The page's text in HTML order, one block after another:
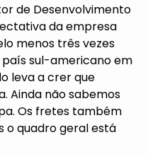
de Desenvolvimento
da empresa
menos três vezes
sul-americano em
leva a crer que
Ainda não sabemos
Os fretes também
o quadro geral está